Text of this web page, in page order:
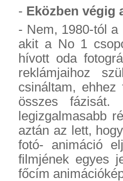
- Eközben végig
- Nem, 1980-tól a
akit a No 1
hívott oda
reklámjaihoz
csináltam,
összes
legizgalmasabb
aztán az lett,
fotó- animáció
filmjének egyes
főcím